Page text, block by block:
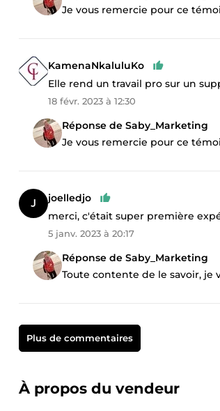
Je vous remercie pour ce
KamenaNkaluluKo
Elle rend un travail pro sur un
18 févr. 2023 à 12:30
Réponse de Saby_Marketing
Je vous remercie pour ce
joelledjo
merci, c'était super première
5 janv. 2023 à 20:17
Réponse de Saby_Marketing
Toute contente de le savoir, je
Plus de commentaires
À propos du vendeur